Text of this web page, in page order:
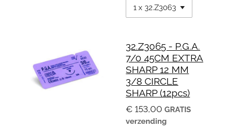
32.Z3065 - P.G.A.
7/0 45CM EXTRA
SHARP 12 MM
3/8 CIRCLE
SHARP (12pcs)
€ 153,00 GRATIS
verzending